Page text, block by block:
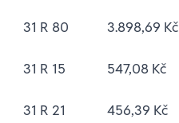
31 R 80 3.898,69 Kč
31 R 15 547,08 Kč
31 R 21 456,39 Kč